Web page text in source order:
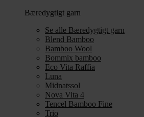
Bæredygtigt garn
Se alle Bæredygtigt garn
Blend Bamboo
Bamboo Wool
Bommix bamboo
Eco Vita Raffia
Luna
Midnatssol
Nova Vita 4
Tencel Bamboo Fine
Trio